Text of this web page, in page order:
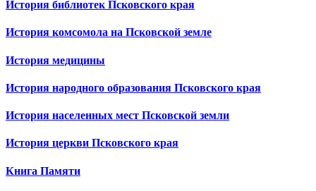
История библиотек Псковского края
История комсомола на Псковской земле
История медицины
История народного образования Псковского края
История населенных мест Псковской земли
История церкви Псковского края
Книга Памяти